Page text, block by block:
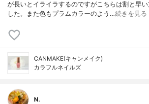
が長いとイライラするのですがこちらは割と早
した。また色もプラムカラーのよう…続きを見る
CANMAKE(キャンメイク)
カラフルネイルズ
N.